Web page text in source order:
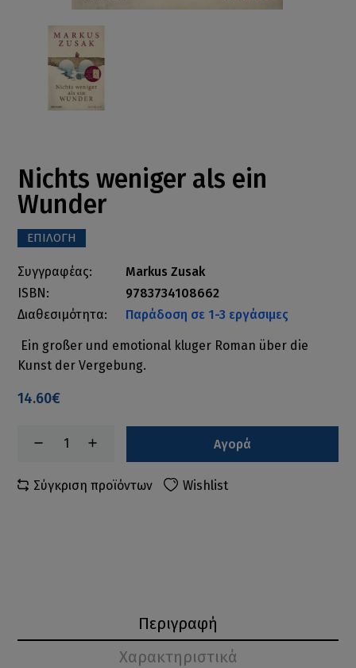
Nichts weniger als ein
Wunder
ΕΠΙΛΟΓΗ
Συγγραφέας:
Markus Zusak
ISBN:
9783734108662
Διαθεσιμότητα:
Παράδοση σε 1-3 εργάσιμες
Ein großer und emotional kluger Roman über die
Kunst der Vergebung.
14.60€
Αγορά
Σύγκριση προϊόντων Wishlist
Περιγραφή
Χαρακτηριστικά